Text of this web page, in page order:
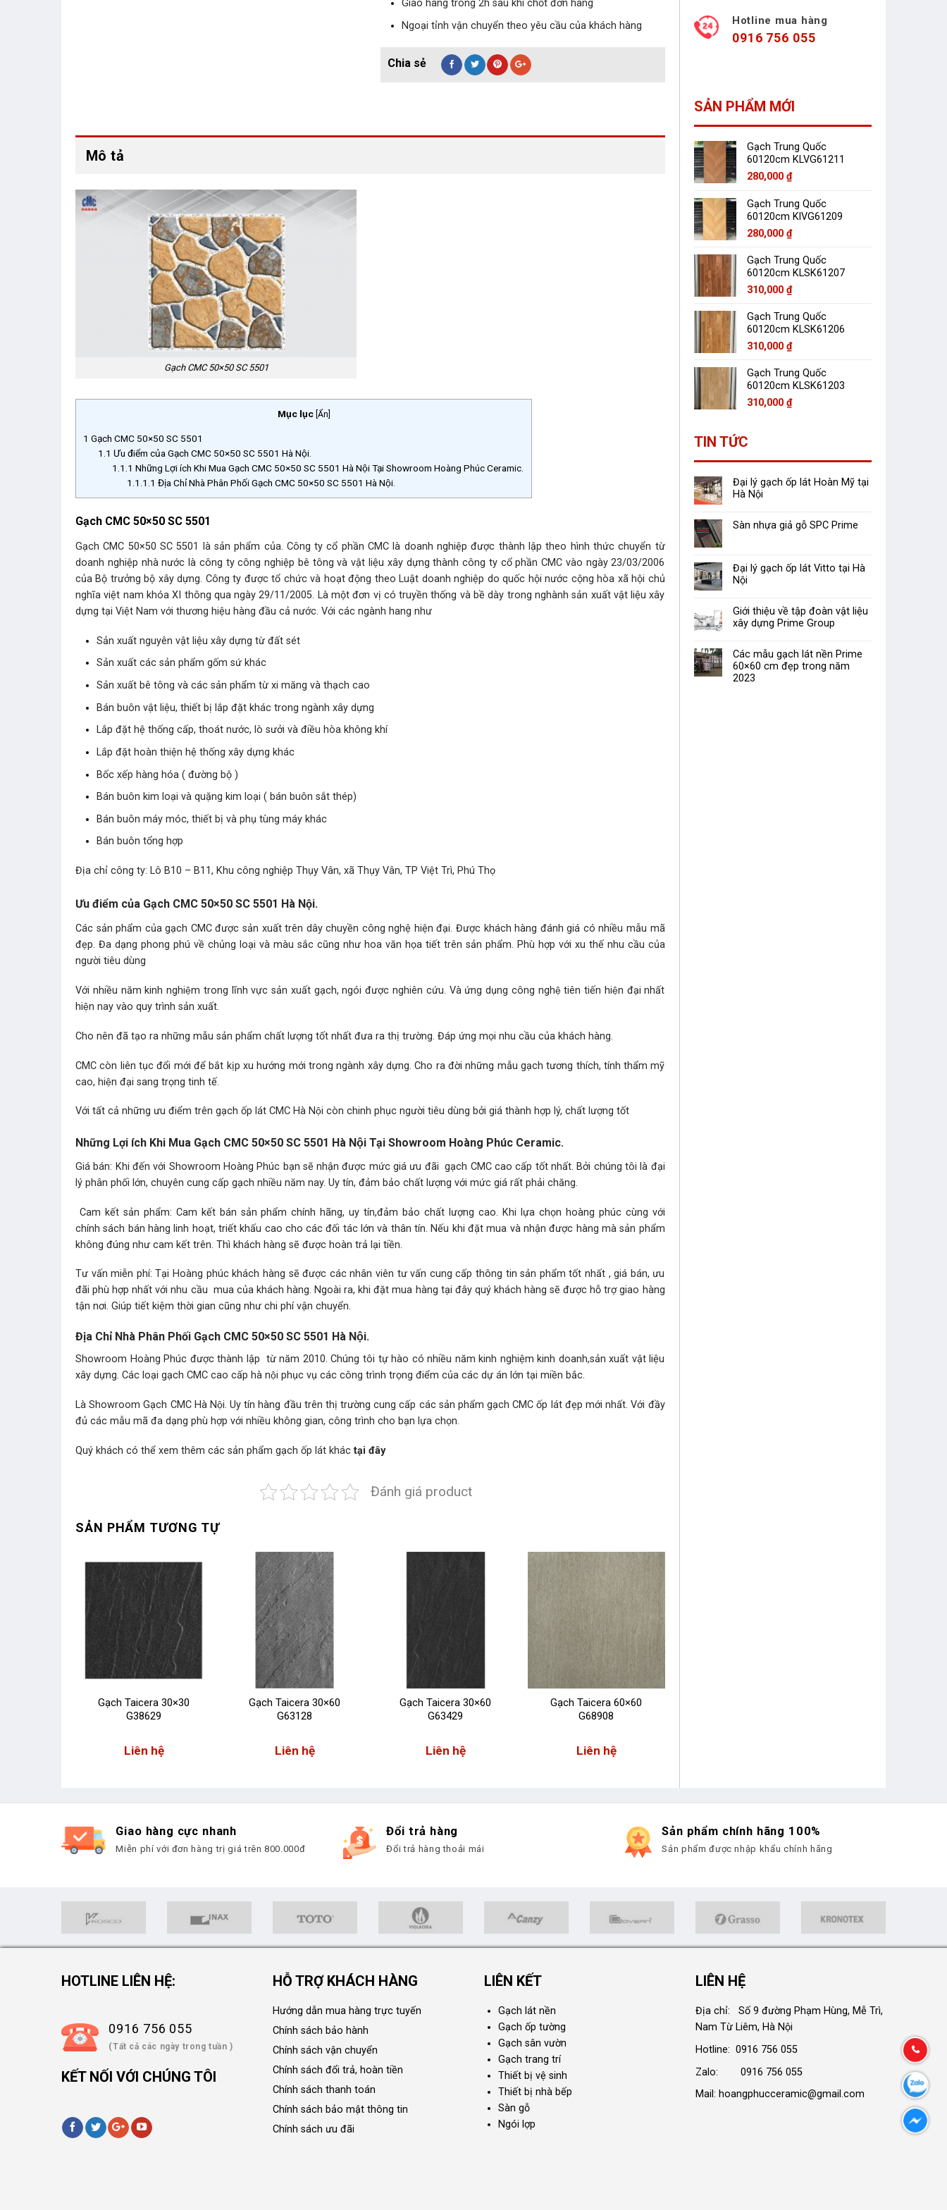
Giao hàng trong 2h sau khi chốt đơn hàng
Ngoại tỉnh vận chuyển theo yêu cầu của khách hàng
Mô tả
Gạch CMC 50×50 SC 5501
Mục lục Ẩn
1 Gạch CMC 50×50 SC 5501
1.1 Ưu điểm của Gạch CMC 50×50 SC 5501 Hà Nội.
1.1.1 Những Lợi ích Khi Mua Gạch CMC 50×50 SC 5501 Hà Nội Tại Showroom Hoàng Phúc Ceramic.
1.1.1.1 Địa Chỉ Nhà Phân Phối Gạch CMC 50×50 SC 5501 Hà Nội.
Gạch CMC 50×50 SC 5501
Gạch CMC 50×50 SC 5501 là sản phẩm của. Công ty cổ phần CMC là doanh nghiệp được thành lập theo hình thức chuyển từ
doanh nghiệp nhà nước là công ty công nghiệp bê tông và vật liệu xây dựng thành công ty cổ phần CMC vào ngày 23/03/2006
của Bộ trưởng bộ xây dựng. Công ty được tổ chức và hoạt động theo Luật doanh nghiệp do quốc hội nước cộng hòa xã hội chủ
nghĩa việt nam khóa XI thông qua ngày 29/11/2005. Là một đơn vị có truyền thống và bề dày trong nghành sản xuất vật liệu xây
dựng tại Việt Nam với thương hiệu hàng đầu cả nước. Với các ngành hang như
Sản xuất nguyên vật liệu xây dựng từ đất sét
Sản xuất các sản phẩm gốm sứ khác
Sản xuất bê tông và các sản phẩm từ xi măng và thạch cao
Bán buôn vật liệu, thiết bị lắp đặt khác trong ngành xây dựng
Lắp đặt hệ thống cấp, thoát nước, lò sưởi và điều hòa không khí
Lắp đặt hoàn thiện hệ thống xây dựng khác
Bốc xếp hàng hóa ( đường bộ )
Bán buôn kim loại và quặng kim loại ( bán buôn sắt thép)
Bán buôn máy móc, thiết bị và phụ tùng máy khác
Bán buôn tổng hợp
Địa chỉ công ty: Lô B10 – B11, Khu công nghiệp Thụy Vân, xã Thụy Vân, TP Việt Trì, Phú Thọ
Ưu điểm của Gạch CMC 50×50 SC 5501 Hà Nội.
Các sản phẩm của gạch CMC được sản xuất trên dây chuyền công nghệ hiện đại. Được khách hàng đánh giá có nhiều mẫu mã
đẹp. Đa dạng phong phú về chủng loại và màu sắc cũng như hoa văn họa tiết trên sản phẩm. Phù hợp với xu thế nhu cầu của
người tiêu dùng
Với nhiều năm kinh nghiệm trong lĩnh vực sản xuất gạch, ngói được nghiên cứu. Và ứng dụng công nghệ tiên tiến hiện đại nhất
hiện nay vào quy trình sản xuất.
Cho nên đã tạo ra những mẫu sản phẩm chất lượng tốt nhất đưa ra thị trường. Đáp ứng mọi nhu cầu của khách hàng.
CMC còn liên tục đổi mới để bắt kịp xu hướng mới trong ngành xây dựng. Cho ra đời những mẫu gạch tương thích, tính thẩm mỹ
cao, hiện đại sang trọng tinh tế.
Với tất cả những ưu điểm trên gạch ốp lát CMC Hà Nội còn chinh phục người tiêu dùng bởi giá thành hợp lý, chất lượng tốt
Những Lợi ích Khi Mua Gạch CMC 50×50 SC 5501 Hà Nội Tại Showroom Hoàng Phúc Ceramic.
Giá bán: Khi đến với Showroom Hoàng Phúc bạn sẽ nhận được mức giá ưu đãi gạch CMC cao cấp tốt nhất. Bởi chúng tôi là đại
lý phân phối lớn, chuyên cung cấp gạch nhiều năm nay. Uy tín, đảm bảo chất lượng với mức giá rất phải chăng.
Cam kết sản phẩm: Cam kết bán sản phẩm chính hãng, uy tín,đảm bảo chất lượng cao. Khi lựa chọn hoàng phúc cùng với
chính sách bán hàng linh hoạt, triết khấu cao cho các đối tác lớn và thân tín. Nếu khi đặt mua và nhận được hàng mà sản phẩm
không đúng như cam kết trên. Thì khách hàng sẽ được hoàn trả lại tiền.
Tư vấn miễn phí: Tại Hoàng phúc khách hàng sẽ được các nhân viên tư vấn cung cấp thông tin sản phẩm tốt nhất , giá bán, ưu
đãi phù hợp nhất với nhu cầu mua của khách hàng. Ngoài ra, khi đặt mua hàng tại đây quý khách hàng sẽ được hỗ trợ giao hàng
tận nơi. Giúp tiết kiệm thời gian cũng như chi phí vận chuyển.
Địa Chỉ Nhà Phân Phối Gạch CMC 50×50 SC 5501 Hà Nội.
Showroom Hoàng Phúc được thành lập từ năm 2010. Chúng tôi tự hào có nhiều năm kinh nghiệm kinh doanh,sản xuất vật liệu
xây dựng. Các loại gạch CMC cao cấp hà nội phục vụ các công trình trọng điểm của các dự án lớn tại miền bắc.
Là Showroom Gạch CMC Hà Nội. Uy tín hàng đầu trên thị trường cung cấp các sản phẩm gạch CMC ốp lát đẹp mới nhất. Với đầy
đủ các mẫu mã đa dạng phù hợp với nhiều không gian, công trình cho bạn lựa chọn.
Quý khách có thể xem thêm các sản phẩm gạch ốp lát khác tại đây
Đánh giá product
SẢN PHẨM TƯƠNG TỰ
Gạch Taicera 30×30
G38629
Liên hệ
Gạch Taicera 30×60
G63128
Liên hệ
Gạch Taicera 30×60
G63429
Liên hệ
Gạch Taicera 60×60
G68908
Liên hệ
Hotline mua hàng
0916 756 055
SẢN PHẨM MỚI
Gạch Trung Quốc
60120cm KLVG61211
280,000 ₫
Gạch Trung Quốc
60120cm KlVG61209
280,000 ₫
Gạch Trung Quốc
60120cm KLSK61207
310,000 ₫
Gạch Trung Quốc
60120cm KLSK61206
310,000 ₫
Gạch Trung Quốc
60120cm KLSK61203
310,000 ₫
TIN TỨC
Đại lý gạch ốp lát Hoàn Mỹ tại
Hà Nội
Sàn nhựa giả gỗ SPC Prime
Đại lý gạch ốp lát Vitto tại Hà
Nội
Giới thiệu về tập đoàn vật liệu
xây dựng Prime Group
Các mẫu gạch lát nền Prime
60×60 cm đẹp trong năm
2023
Giao hàng cực nhanh
Miễn phí với đơn hàng trị giá trên 800.000đ
Đổi trả hàng
Đổi trả hàng thoải mái
Sản phẩm chính hãng 100%
Sản phẩm được nhập khẩu chính hãng
HOTLINE LIÊN HỆ:
0916 756 055
(Tất cả các ngày trong tuần )
KẾT NỐI VỚI CHÚNG TÔI
HỖ TRỢ KHÁCH HÀNG
Hướng dẫn mua hàng trực tuyến
Chính sách bảo hành
Chính sách vận chuyển
Chính sách đổi trả, hoàn tiền
Chính sách thanh toán
Chính sách bảo mật thông tin
Chính sách ưu đãi
LIÊN KẾT
Gạch lát nền
Gạch ốp tường
Gạch sân vườn
Gạch trang trí
Thiết bị vệ sinh
Thiết bị nhà bếp
Sàn gỗ
Ngói lợp
LIÊN HỆ
Địa chỉ: Số 9 đường Phạm Hùng, Mễ Trì,
Nam Từ Liêm, Hà Nội
Hotline: 0916 756 055
Zalo: 0916 756 055
Mail: hoangphucceramic@gmail.com